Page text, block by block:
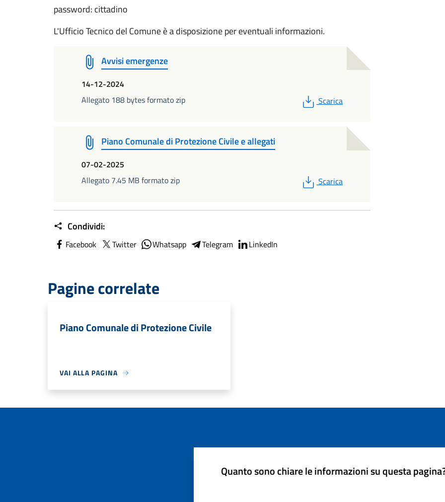
password: cittadino
L'Ufficio Tecnico del Comune è a disposizione per eventuali informazioni.
Avvisi emergenze
14-12-2024
Allegato 188 bytes formato zip
PDF
Scarica
Piano Comunale di Protezione Civile e allegati
07-02-2025
Allegato 7.45 MB formato zip
PDF
Scarica
Condividi:
Facebook Twitter Whatsapp Telegram LinkedIn
Pagine correlate
Piano Comunale di Protezione Civile
VAI ALLA PAGINA
Quanto sono chiare le informazioni su questa